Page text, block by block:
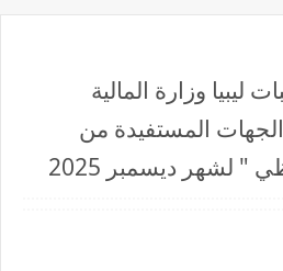
ليبيا وزارة المالية
المستفيدة من
لشهر ديسمبر 2025